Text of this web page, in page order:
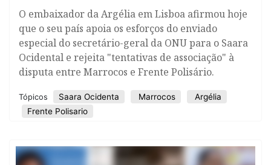
O embaixador da Argélia em Lisboa afirmou hoje
que o seu país apoia os esforços do enviado
especial do secretário-geral da ONU para o Saara
Ocidental e rejeita "tentativas de associação" à
disputa entre Marrocos e Frente Polisário.
Tópicos Saara Ocidenta Marrocos
Argélia
Frente Polisario